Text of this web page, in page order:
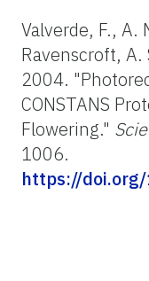
Valverde, F., A.
Ravenscroft, A.
2004.
CONSTANS
Flowering."
1006.
https://